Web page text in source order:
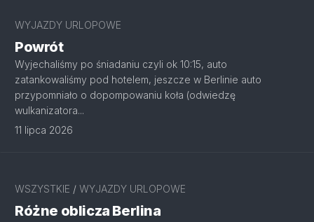
WYJAZDY URLOPOWE
Powrót
Wyjechaliśmy po śniadaniu czyli ok 10:15, auto
zatankowaliśmy pod hotelem, jeszcze w Berlinie auto
przypomniało o dopompowaniu koła (odwiedzę
wulkanizatora...
11 lipca 2026
WSZYSTKIE / WYJAZDY URLOPOWE
Różne oblicza Berlina